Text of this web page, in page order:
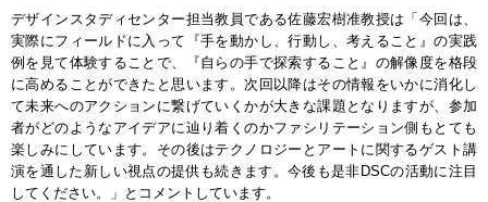
デザインスタディセンター担当教員である佐藤宏樹准教授は「今回は、
実際にフィールドに入って『手を動かし、行動し、考えること』の実践
例を見て体験することで、『自らの手で探索すること』の解像度を格段
に高めることができたと思います。次回以降はその情報をいかに消化し
て未来へのアクションに繋げていくかが大きな課題となりますが、参加
者がどのようなアイデアに辿り着くのかファシリテーション側もとても
楽しみにしています。その後はテクノロジーとアートに関するゲスト講
演を通した新しい視点の提供も続きます。今後も是非DSCの活動に注目
してください。」とコメントしています。